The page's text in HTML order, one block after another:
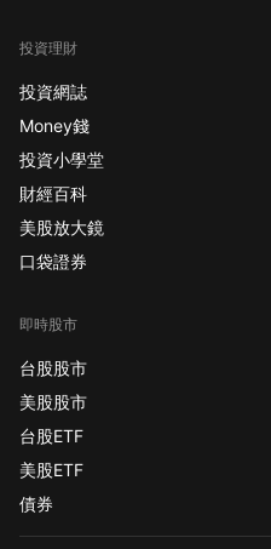
投資理財
投資網誌
Money錢
投資小學堂
財經百科
美股放大鏡
口袋證券
即時股市
台股股市
美股股市
台股ETF
美股ETF
債券